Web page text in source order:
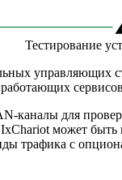
Тестирование
управляющих
каналы для
может
трафика с